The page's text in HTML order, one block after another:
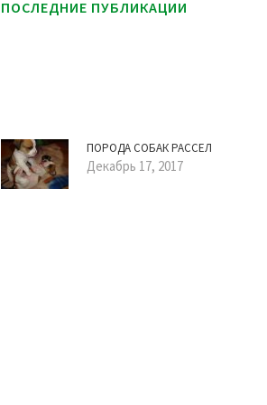
ПОСЛЕДНИЕ ПУБЛИКАЦИИ
ПОРОДА СОБАК РАССЕЛ
Декабрь 17, 2017